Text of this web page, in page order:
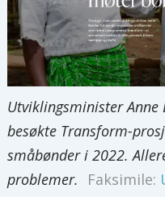
Utviklingsminister Anne
besøkte Transform-
småbønder i 2022.
problemer.
Faksimile: